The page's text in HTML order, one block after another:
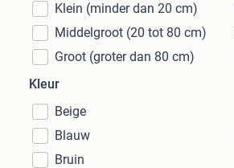
Klein (minder dan 20 cm)
Middelgroot (20 tot 80 cm)
Groot (groter dan 80 cm)
Kleur
Beige
Blauw
Bruin